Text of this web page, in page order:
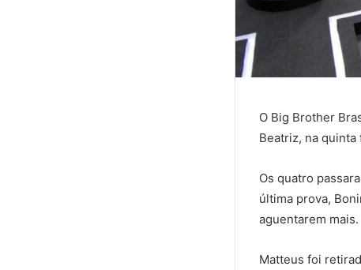
O Big Brother
Beatriz, na quinta
Os quatro
última prova,
aguentarem mais.
Matteus foi